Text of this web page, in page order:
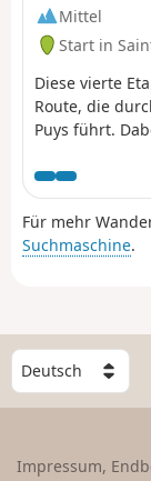
Mittel
Start in
Diese vierte
Route, die
Puys führt.
Für mehr
Suchmaschine.
W
ä
h
eImpressum,